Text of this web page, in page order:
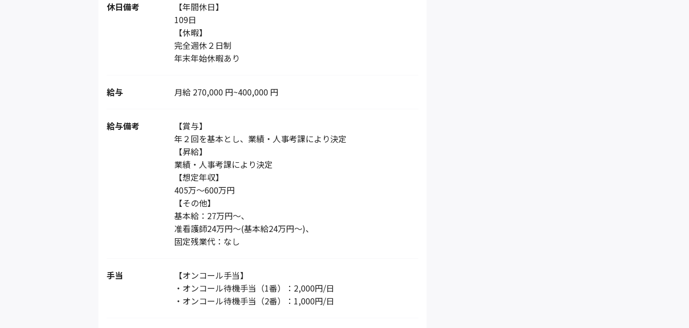
休日備考
【年間休日】
109日
【休暇】
完全週休２日制
年末年始休暇あり
給与 月給 270,000 円~400,000 円
給与備考
【賞与】
年２回を基本とし、業績・人事考課により決定
【昇給】
業績・人事考課により決定
【想定年収】
405万～600万円
【その他】
基本給：27万円～、
准看護師24万円～(基本給24万円～)、
固定残業代：なし
手当
【オンコール手当】
・オンコール待機手当（1番）：2,000円/日
・オンコール待機手当（2番）：1,000円/日